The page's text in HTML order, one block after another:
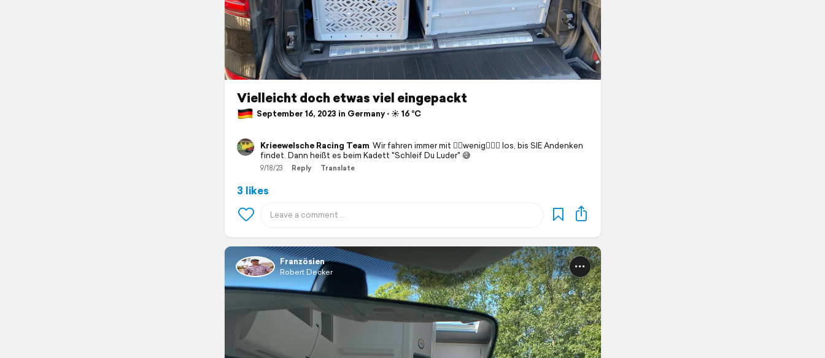
Vielleicht doch etwas viel eingepackt
September 16, 2023 in Germany ⋅ ☀️ 16 °C
Krieewelsche Racing Team Wir fahren immer mit ✌🏼wenig✌🏼🙄 los, bis SIE Andenken
findet. Dann heißt es beim Kadett "Schleif Du Luder" 😅
9/18/23 Reply Translate
3 likes
Französien
Robert Decker